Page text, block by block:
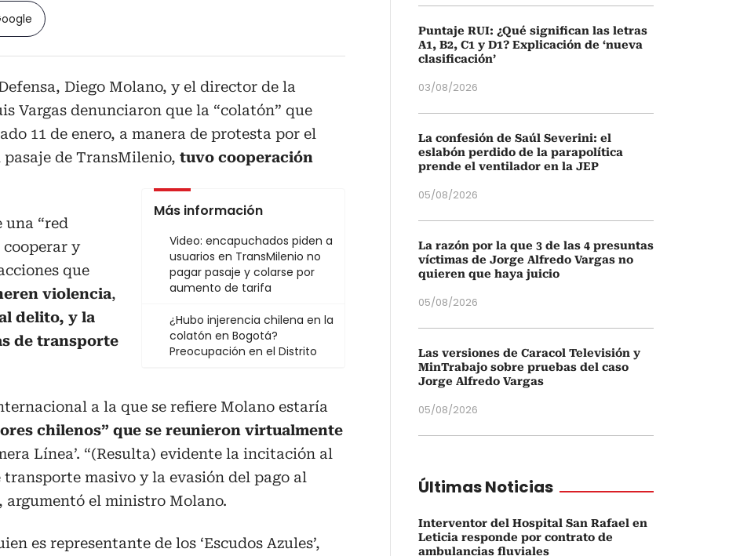
Diego Molano, y el director de la
Vargas denunciaron que la “colatón” que
11 de enero, a manera de protesta por el
de TransMilenio, tuvo cooperación
Más información
Video: encapuchados piden a
usuarios en TransMilenio no
pagar pasaje y colarse por
aumento de tarifa
¿Hubo injerencia chilena en la
colatón en Bogotá?
Preocupación en el Distrito
una “red
y
que
violencia,
delito, y la
de transporte
a la que se refiere Molano estaría
chilenos” que se reunieron virtualmente
Línea’. “(Resulta) evidente la incitación al
transporte masivo y la evasión del pago al
argumentó el ministro Molano.
es representante de los ‘Escudos Azules’,
Puntaje RUI: ¿Qué significan las letras
A1, B2, C1 y D1? Explicación de ‘nueva
clasificación’
03/08/2026
La confesión de Saúl Severini: el
eslabón perdido de la parapolítica
prende el ventilador en la JEP
05/08/2026
La razón por la que 3 de las 4 presuntas
víctimas de Jorge Alfredo Vargas no
quieren que haya juicio
05/08/2026
Las versiones de Caracol Televisión y
MinTrabajo sobre pruebas del caso
Jorge Alfredo Vargas
05/08/2026
Últimas Noticias
Interventor del Hospital San Rafael en
Leticia responde por contrato de
ambulancias fluviales